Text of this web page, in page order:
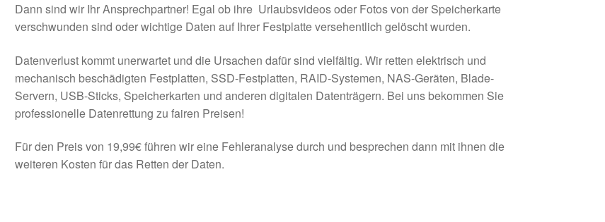
Dann sind wir Ihr Ansprechpartner! Egal ob ihre Urlaubsvideos oder Fotos von der Speicherkarte
verschwunden sind oder wichtige Daten auf Ihrer Festplatte versehentlich gelöscht wurden.
Datenverlust kommt unerwartet und die Ursachen dafür sind vielfältig. Wir retten elektrisch und
mechanisch beschädigten Festplatten, SSD-Festplatten, RAID-Systemen, NAS-Geräten, Blade-
Servern, USB-Sticks, Speicherkarten und anderen digitalen Datenträgern. Bei uns bekommen Sie
professionelle Datenrettung zu fairen Preisen!
Für den Preis von 19,99€ führen wir eine Fehleranalyse durch und besprechen dann mit ihnen die
weiteren Kosten für das Retten der Daten.